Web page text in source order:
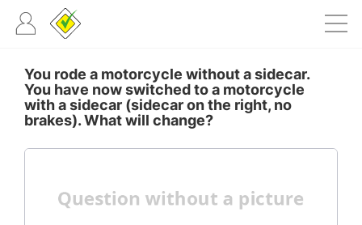
You rode a motorcycle without a sidecar.
You have now switched to a motorcycle
with a sidecar (sidecar on the right, no
brakes). What will change?